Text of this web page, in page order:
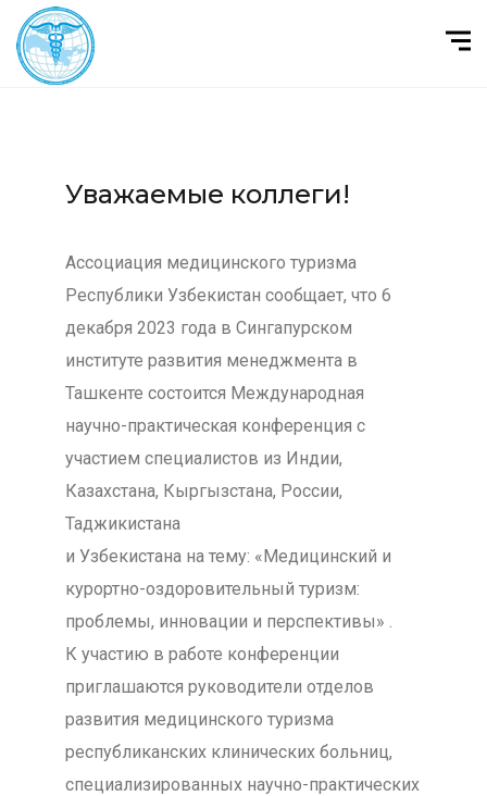
Уважаемые коллеги!
Ассоциация медицинского туризма
Республики Узбекистан сообщает, что 6
декабря 2023 года в Сингапурском
институте развития менеджмента в
Ташкенте состоится Международная
научно-практическая конференция с
участием специалистов из Индии,
Казахстана, Кыргызстана, России,
Таджикистана
и Узбекистана на тему: «Медицинский и
курортно-оздоровительный туризм:
проблемы, инновации и перспективы» .
К участию в работе конференции
приглашаются руководители отделов
развития медицинского туризма
республиканских клинических больниц,
специализированных научно-практических